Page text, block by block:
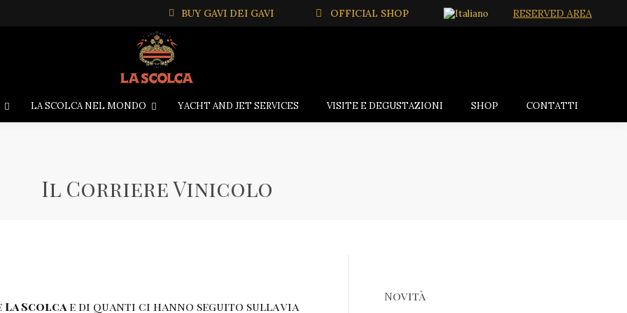
BUY GAVI DEI GAVI OFFICIAL SHOP RESERVED AREA
LA SCOLCA NEL MONDO YACHT AND JET SERVICES VISITE E DEGUSTAZIONI SHOP CONTATTI
Il Corriere Vinicolo
La Scolca e di quanti ci hanno seguito sulla via
Novità